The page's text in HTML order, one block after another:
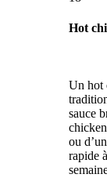
Hot
Un hot
sauce
ou
rapide